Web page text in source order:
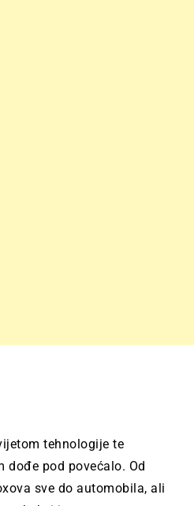
tehnologije te
dođe pod povećalo. Od
sve do automobila, ali